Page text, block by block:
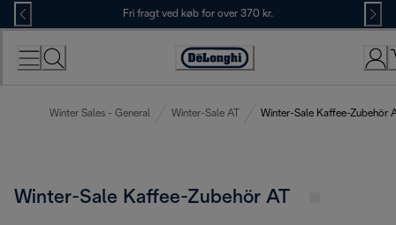
Skip
to
Content
Fri fragt ved køb for over 370 kr.
Accessibility
Winter Sales - General Winter-Sale AT Winter-Sale Kaffee-Zubehör
Winter-Sale Kaffee-Zubehör AT